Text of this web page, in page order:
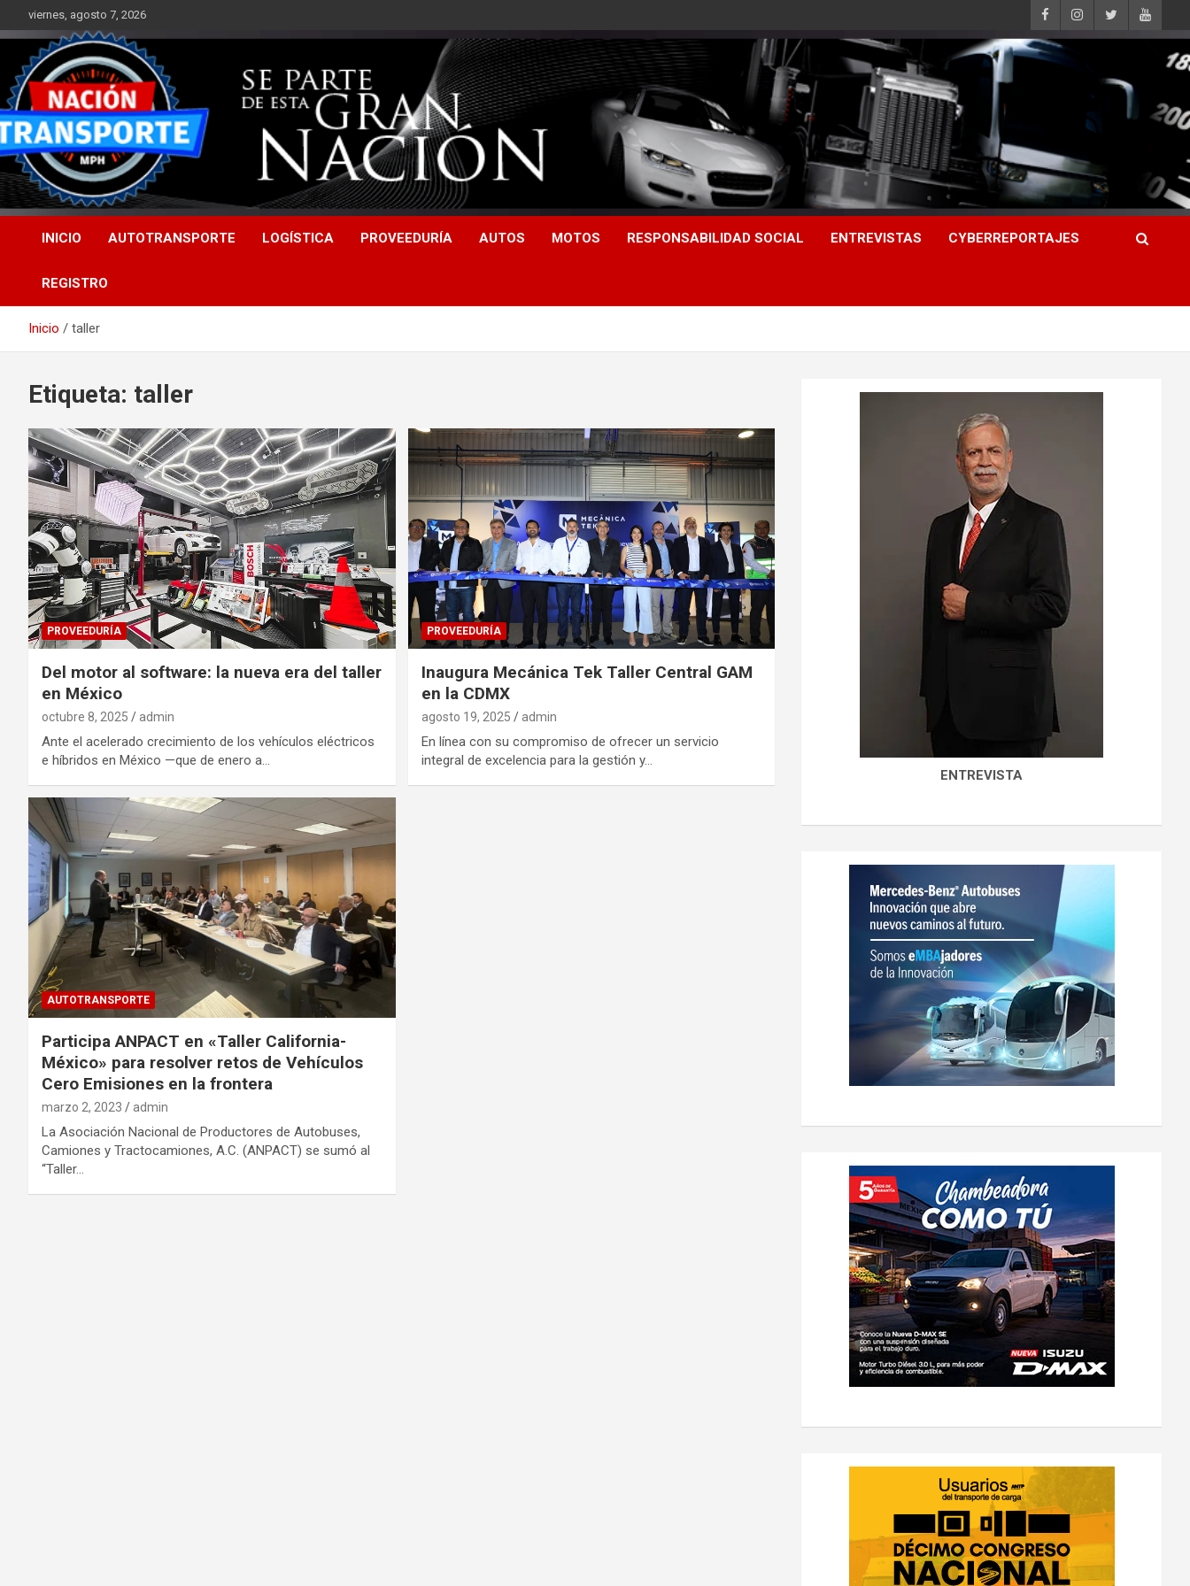
al
contenido
viernes, agosto 7, 2026
INICIO AUTOTRANSPORTE LOGÍSTICA PROVEEDURÍA AUTOS MOTOS RESPONSABILIDAD SOCIAL ENTREVISTAS CYBERREPORTAJES
REGISTRO
Inicio taller
Etiqueta: taller
PROVEEDURÍA
Del motor al software: la nueva era del taller
en México
octubre 8, 2025 admin
Ante el acelerado crecimiento de los vehículos eléctricos
e híbridos en México —que de enero a…
PROVEEDURÍA
Inaugura Mecánica Tek Taller Central GAM
en la CDMX
agosto 19, 2025 admin
En línea con su compromiso de ofrecer un servicio
integral de excelencia para la gestión y…
AUTOTRANSPORTE
Participa ANPACT en «Taller California-
México» para resolver retos de Vehículos
Cero Emisiones en la frontera
marzo 2, 2023 admin
La Asociación Nacional de Productores de Autobuses,
Camiones y Tractocamiones, A.C. (ANPACT) se sumó al
“Taller…
ENTREVISTA